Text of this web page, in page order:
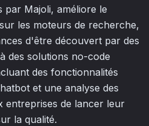
par Majoli, améliore le
sur les moteurs de recherche,
d'être découvert par des
des solutions no-code
des fonctionnalités
et une analyse des
entreprises de lancer leur
la qualité.